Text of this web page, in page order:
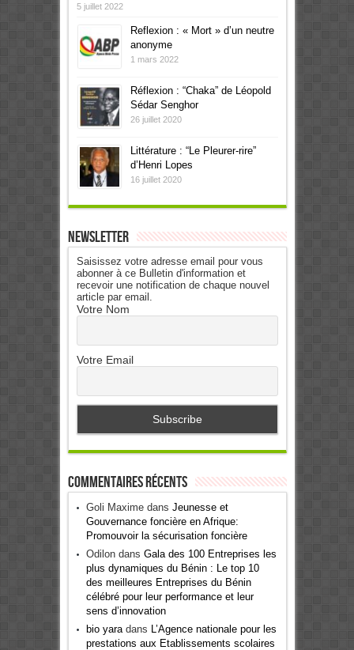
5 juillet 2022
Reflexion : « Mort » d’un neutre
anonyme
1 mars 2022
Réflexion : “Chaka” de Léopold
Sédar Senghor
26 juillet 2020
Littérature : “Le Pleurer-rire”
d’Henri Lopes
16 juillet 2020
Newsletter
Saisissez votre adresse email pour vous
abonner à ce Bulletin d'information et
recevoir une notification de chaque nouvel
article par email.
Votre Nom
Votre Email
Commentaires récents
Goli Maximedans Jeunesse et
Gouvernance foncière en Afrique:
Promouvoir la sécurisation foncière
Odilondans Gala des 100 Entreprises les
plus dynamiques du Bénin : Le top 10
des meilleures Entreprises du Bénin
célébré pour leur performance et leur
sens d’innovation
bio yaradans L’Agence nationale pour les
prestations aux Etablissements scolaires